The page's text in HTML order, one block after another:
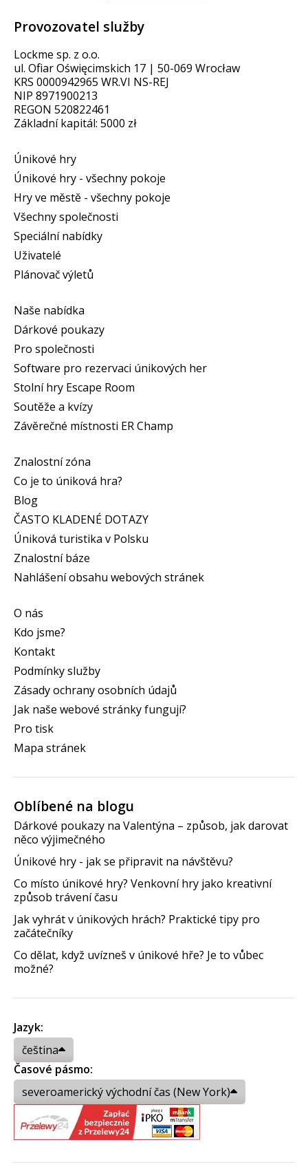
Provozovatel služby
Lockme sp. z o.o.
ul. Ofiar Oświęcimskich 17 | 50-069 Wrocław
KRS 0000942965 WR.VI NS-REJ
NIP 8971900213
REGON 520822461
Základní kapitál: 5000 zł
Únikové hry
Únikové hry - všechny pokoje
Hry ve městě - všechny pokoje
Všechny společnosti
Speciální nabídky
Uživatelé
Plánovač výletů
Naše nabídka
Dárkové poukazy
Pro společnosti
Software pro rezervaci únikových her
Stolní hry Escape Room
Soutěže a kvízy
Závěrečné místnosti ER Champ
Znalostní zóna
Co je to úniková hra?
Blog
ČASTO KLADENÉ DOTAZY
Úniková turistika v Polsku
Znalostní báze
Nahlášení obsahu webových stránek
O nás
Kdo jsme?
Kontakt
Podmínky služby
Zásady ochrany osobních údajů
Jak naše webové stránky fungují?
Pro tisk
Mapa stránek
Oblíbené na blogu
Dárkové poukazy na Valentýna – způsob, jak darovat
něco výjimečného
Únikové hry - jak se připravit na návštěvu?
Co místo únikové hry? Venkovní hry jako kreativní
způsob trávení času
Jak vyhrát v únikových hrách? Praktické tipy pro
začátečníky
Co dělat, když uvízneš v únikové hře? Je to vůbec
možné?
Jazyk:
čeština
Časové pásmo:
severoamerický východní čas (New York)